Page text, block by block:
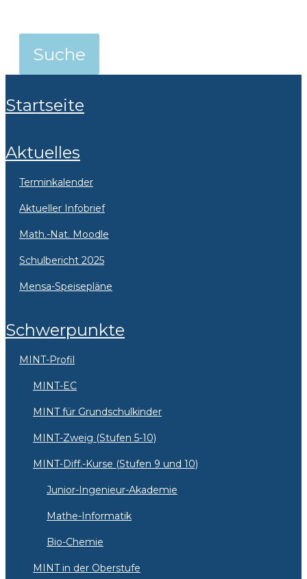
Startseite
Aktuelles
Terminkalender
Aktueller Infobrief
Math.-Nat. Moodle
Schulbericht 2025
Mensa-Speisepläne
Schwerpunkte
MINT-Profil
MINT-EC
MINT für Grundschulkinder
MINT-Zweig (Stufen 5-10)
MINT-Diff.-Kurse (Stufen 9 und 10)
Junior-Ingenieur-Akademie
Mathe-Informatik
Bio-Chemie
MINT in der Oberstufe